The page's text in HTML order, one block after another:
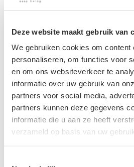
Deze website maakt gebruik van
We gebruiken cookies om content
personaliseren, om functies voor
en om ons websiteverkeer te
informatie over uw gebruik van
partners voor social media,
partners kunnen deze gegevens
informatie die u aan ze heeft
verzameld op basis van uw